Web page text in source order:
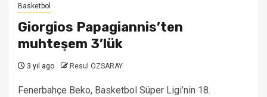
Basketbol
Giorgios Papagiannis’ten
muhteşem 3’lük
3 yıl ago Resul ÖZSARAY
Fenerbahçe Beko, Basketbol Süper Ligi’nin 18.